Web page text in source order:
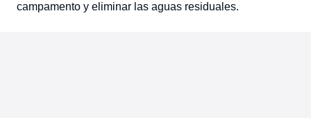
campamento y eliminar las aguas residuales.